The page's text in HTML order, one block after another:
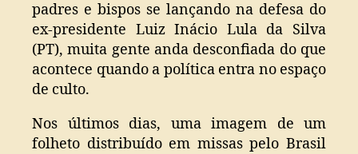
padres e bispos se lançando na defesa do
ex-presidente Luiz Inácio Lula da Silva
(PT), muita gente anda desconfiada do que
acontece quando a política entra no espaço
de culto.
Nos últimos dias, uma imagem de um
folheto distribuído em missas pelo Brasil